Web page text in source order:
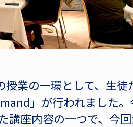
業の一環として、生徒
」が行われました。
講座内容の一つで、今